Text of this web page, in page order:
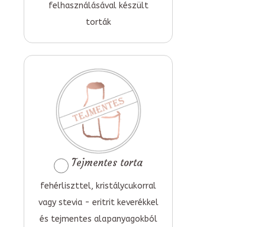
felhasználásával készült
torták
Tejmentes torta
fehérliszttel, kristálycukorral
vagy stevia - eritrit keverékkel
és tejmentes alapanyagokból